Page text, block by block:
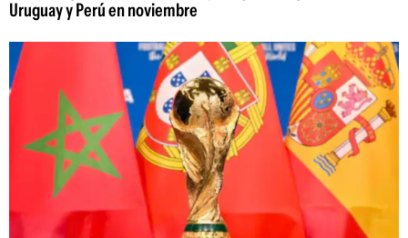
Uruguay y Perú en noviembre